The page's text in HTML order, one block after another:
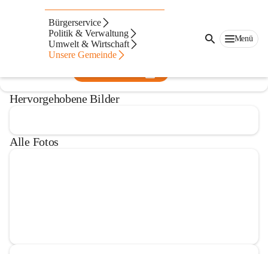
Bürgerservice
Politik & Verwaltung
Umwelt & Wirtschaft
Unsere Gemeinde
Menü
Musikkapelle Gabersdorf
@musikkapelle-gabersdorf
Musikverein
Hervorgehobene Bilder
Alle Fotos